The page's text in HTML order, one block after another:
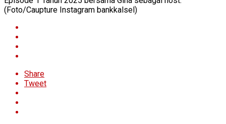
(Foto/Caupture Instagram bankkalsel)
Share
Tweet